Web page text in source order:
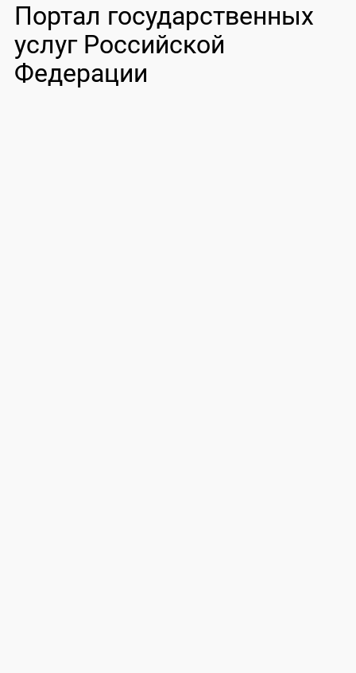
Портал государственных
услуг Российской
Федерации